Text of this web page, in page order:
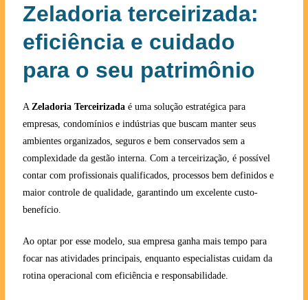
Zeladoria terceirizada:
eficiência e cuidado
para o seu patrimônio
A Zeladoria Terceirizadaé uma solução estratégica para
empresas, condomínios e indústrias que buscam manter seus
ambientes organizados, seguros e bem conservados sem a
complexidade da gestão interna. Com a terceirização, é possível
contar com profissionais qualificados, processos bem definidos e
maior controle de qualidade, garantindo um excelente custo-
benefício.
Ao optar por esse modelo, sua empresa ganha mais tempo para
focar nas atividades principais, enquanto especialistas cuidam da
rotina operacional com eficiência e responsabilidade.